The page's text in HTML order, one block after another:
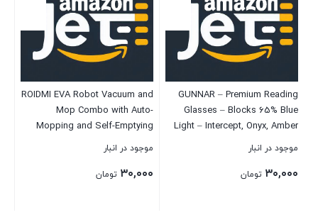
GUNNAR – Premium Reading
Glasses – Blocks 65% Blue
Light – Intercept, Onyx, Amber
Lens, Pwr +1.0
موجود در انبار
۳۰,۰۰۰ تومان
ROIDMI EVA Robot Vacuum and
Mop Combo with Auto-
Mopping and Self-Emptying
Station, Smart Robotic Vacuum
Hard Floor, Obstacle Avoidance
موجود در انبار
۳۰,۰۰۰ تومان